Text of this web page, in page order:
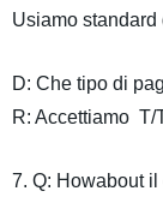
Usiamo
D: Che tipo di
R: Accettiamo T/
7. Q: Howabout